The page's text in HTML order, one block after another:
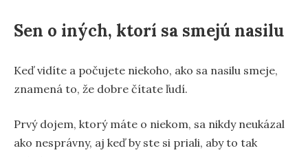
Sen o iných, ktorí sa smejú nasilu
Keď vidíte a počujete niekoho, ako sa nasilu smeje,
znamená to, že dobre čítate ľudí.
Prvý dojem, ktorý máte o niekom, sa nikdy neukázal
ako nesprávny, aj keď by ste si priali, aby to tak